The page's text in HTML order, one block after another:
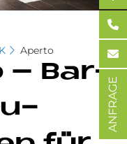
Aperto
– Bar­
ANFRAGE